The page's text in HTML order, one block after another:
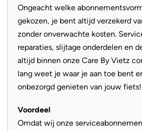
Ongeacht welke
gekozen, je bent altijd verzekerd
zonder onverwachte kosten.
reparaties, slijtage onderdelen en
altijd binnen onze Care By Vietz
lang weet je waar je aan toe bent
onbezorgd genieten van jouw fiets!
Voordeel
Omdat wij onze